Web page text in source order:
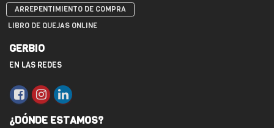
ARREPENTIMIENTO DE COMPRA
LIBRO DE QUEJAS ONLINE
GERBIO
EN LAS REDES
¿DÓNDE ESTAMOS?